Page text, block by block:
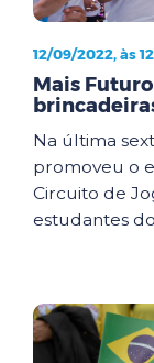
12/09/2022, às
Mais
Na última
promoveu o
Circuito de
estudantes do